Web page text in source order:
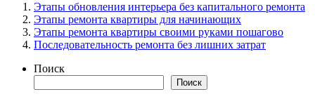
Этапы обновления интерьера без капитального ремонта
Этапы ремонта квартиры для начинающих
Этапы ремонта квартиры своими руками пошагово
Последовательность ремонта без лишних затрат
Поиск
Поиск